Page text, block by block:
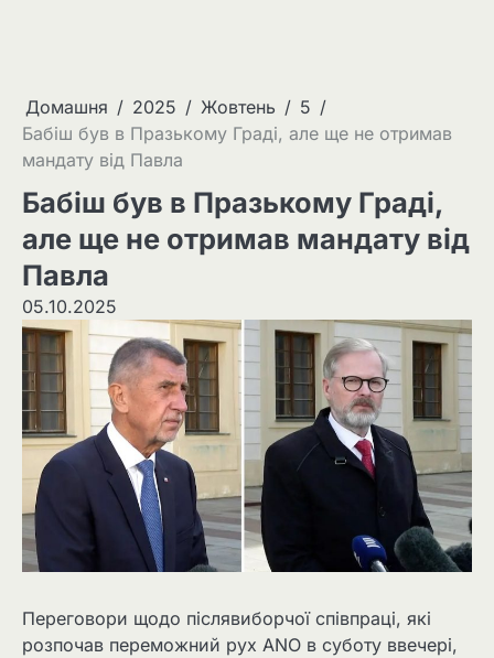
Домашня 2025 Жовтень
5
Бабіш був в Празькому Граді, але ще не отримав
мандату від Павла
Бабіш був в Празькому Граді,
але ще не отримав мандату від
Павла
05.10.2025
Переговори щодо післявиборчої співпраці, які
розпочав переможний рух ANO в суботу ввечері,